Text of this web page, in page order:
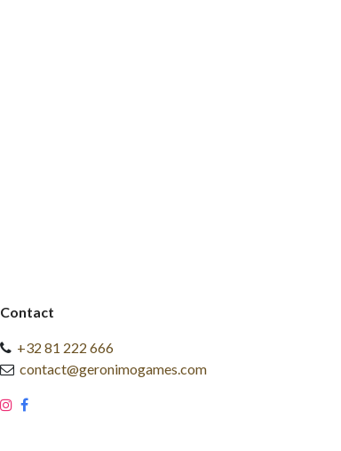
Contact
+32 81 222 666
contact@geronimogames.com
​